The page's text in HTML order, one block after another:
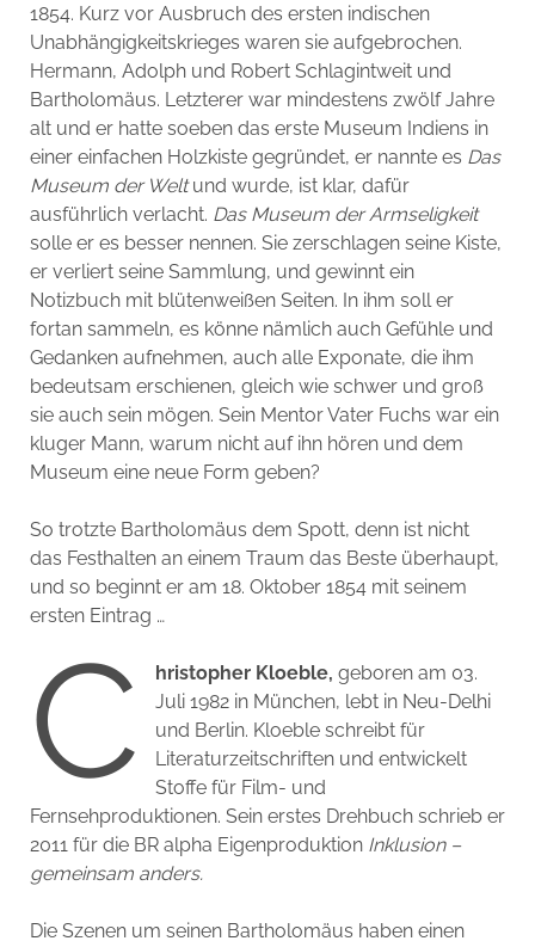
1854. Kurz vor Ausbruch des ersten indischen
Unabhängigkeitskrieges waren sie aufgebrochen.
Hermann, Adolph und Robert Schlagintweit und
Bartholomäus. Letzterer war mindestens zwölf Jahre
alt und er hatte soeben das erste Museum Indiens in
einer einfachen Holzkiste gegründet, er nannte es Das
Museum der Weltund wurde, ist klar, dafür
ausführlich verlacht. Das Museum der Armseligkeit
solle er es besser nennen. Sie zerschlagen seine Kiste,
er verliert seine Sammlung, und gewinnt ein
Notizbuch mit blütenweißen Seiten. In ihm soll er
fortan sammeln, es könne nämlich auch Gefühle und
Gedanken aufnehmen, auch alle Exponate, die ihm
bedeutsam erschienen, gleich wie schwer und groß
sie auch sein mögen. Sein Mentor Vater Fuchs war ein
kluger Mann, warum nicht auf ihn hören und dem
Museum eine neue Form geben?
So trotzte Bartholomäus dem Spott, denn ist nicht
das Festhalten an einem Traum das Beste überhaupt,
und so beginnt er am 18. Oktober 1854 mit seinem
ersten Eintrag …
C hristopher Kloeble, geboren am 03.
Juli 1982 in München, lebt in Neu-Delhi
und Berlin. Kloeble schreibt für
Literaturzeitschriften und entwickelt
Stoffe für Film- und
Fernsehproduktionen. Sein erstes Drehbuch schrieb er
2011 für die BR alpha Eigenproduktion Inklusion –
gemeinsam anders.
Die Szenen um seinen Bartholomäus haben einen